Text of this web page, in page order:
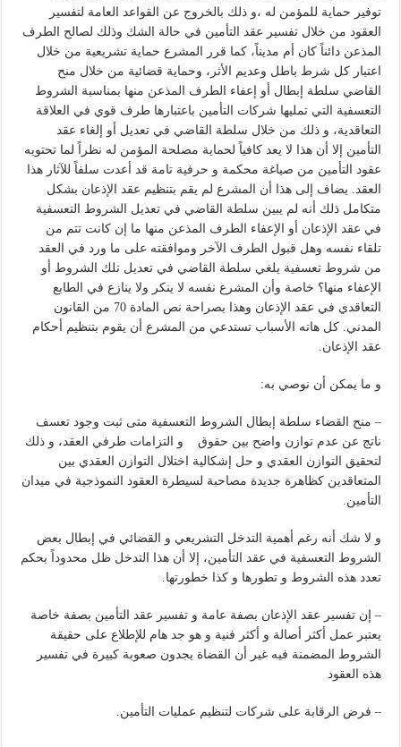
توفير حماية للمؤمن له ،و ذلك بالخروج عن القواعد العامة لتفسير
العقود من خلال تفسير عقد التأمين في حالة الشك وذلك لصالح الطرف
المذعن دائناً كان أم مديناً، كما قرر المشرع حماية تشريعية من خلال
اعتبار كل شرط باطل وعديم الأثر، وحماية قضائية من خلال منح
القاضي سلطة إبطال أو إعفاء الطرف المذعن منها بمناسبة الشروط
التعسفية التي تمليها شركات التأمين باعتبارها طرف قوي في العلاقة
التعاقدية، و ذلك من خلال سلطة القاضي في تعديل أو إلغاء عقد
التأمين إلا أن هذا لا يعد كافياً لحماية مصلحة المؤمن له نظراً لما تحتويه
عقود التأمين من صياغة محكمة و حرفية تامة قد أعدت سلفاً للآثار هذا
العقد. يضاف إلى هذا أن المشرع لم يقم بتنظيم عقد الإذعان بشكل
متكامل ذلك أنه لم يبين سلطة القاضي في تعديل الشروط التعسفية
في عقد الإذعان أو الإعفاء الطرف المذعن منها ما إن كانت تتم من
تلقاء نفسه وهل قبول الطرف الآخر وموافقته على ما ورد في العقد
من شروط تعسفية يلغي سلطة القاضي في تعديل تلك الشروط أو
الإعفاء منها؟ خاصة وأن المشرع نفسه لا ينكر ولا ينازع في الطابع
التعاقدي في عقد الإذعان وهذا بصراحة نص المادة 70 من القانون
المدني. كل هاته الأسباب تستدعي من المشرع أن يقوم بتنظيم أحكام
عقد الإذعان.
و ما يمكن أن نوصي به:
– منح القضاء سلطة إبطال الشروط التعسفية متى ثبت وجود تعسف
ناتج عن عدم توازن واضح بين حقوق و التزامات طرفي العقد، و ذلك
لتحقيق التوازن العقدي و حل إشكالية اختلال التوازن العقدي بين
المتعاقدين كظاهرة جديدة مصاحبة لسيطرة العقود النموذجية في ميدان
التأمين.
و لا شك أنه رغم أهمية التدخل التشريعي و القضائي في إبطال بعض
الشروط التعسفية في عقد التأمين، إلا أن هذا التدخل ظل محدوداً بحكم
تعدد هذه الشروط و تطورها و كذا خطورتها.
– إن تفسير عقد الإذعان بصفة عامة و تفسير عقد التأمين بصفة خاصة
يعتبر عمل أكثر أصالة و أكثر فنية و هو جد هام للإطلاع على حقيقة
الشروط المضمنة فيه غير أن القضاة يجدون صعوبة كبيرة في تفسير
هذه العقود
– فرض الرقابة على شركات لتنظيم عمليات التأمين.